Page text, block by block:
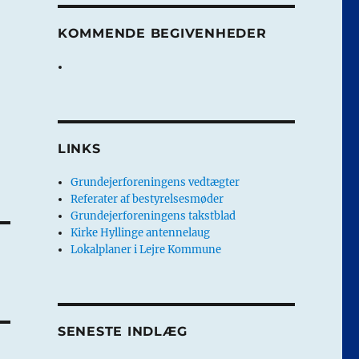
KOMMENDE BEGIVENHEDER
LINKS
Grundejerforeningens vedtægter
Referater af bestyrelsesmøder
Grundejerforeningens takstblad
Kirke Hyllinge antennelaug
Lokalplaner i Lejre Kommune
SENESTE INDLÆG